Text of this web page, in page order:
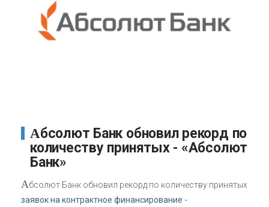
Абсолют Банк обновил рекорд по
количеству принятых - «Абсолют
Банк»
Абсолют Банк обновил рекорд по количеству принятых
заявок на контрактное финансирование -